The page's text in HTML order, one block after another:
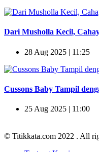
Dari Musholla Kecil,
28 Aug 2025 | 11:25
Cussons Baby Tampil
25 Aug 2025 | 11:00
© Titikkata.com 2022 . All